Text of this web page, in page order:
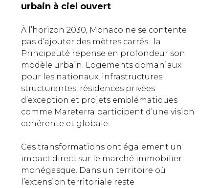
urbain à ciel ouvert
À l’horizon 2030, Monaco ne se contente
pas d’ajouter des mètres carrés : la
Principauté repense en profondeur son
modèle urbain. Logements domaniaux
pour les nationaux, infrastructures
structurantes, résidences privées
d’exception et projets emblématiques
comme Mareterra participent d’une vision
cohérente et globale.
Ces transformations ont également un
impact direct sur le marché immobilier
monégasque. Dans un territoire où
l’extension territoriale reste